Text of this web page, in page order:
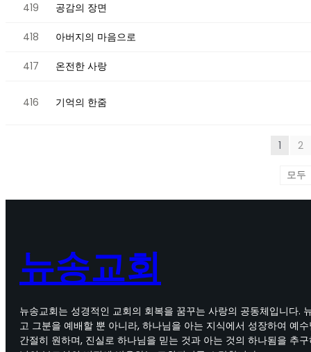
419 공감의 장면
418 아버지의 마음으로
417 온전한 사랑
416 기억의 한줌
1 2
뉴송교회
뉴송교회는 성경적인 교회의 회복을 꿈꾸는 사랑의 공동체입니다.
고 그분을 예배할 뿐 아니라, 하나님을 아는 지식에서 성장하여 예
간절히 원하며, 진실로 하나님을 믿는 것과 아는 것의 하나됨을 추